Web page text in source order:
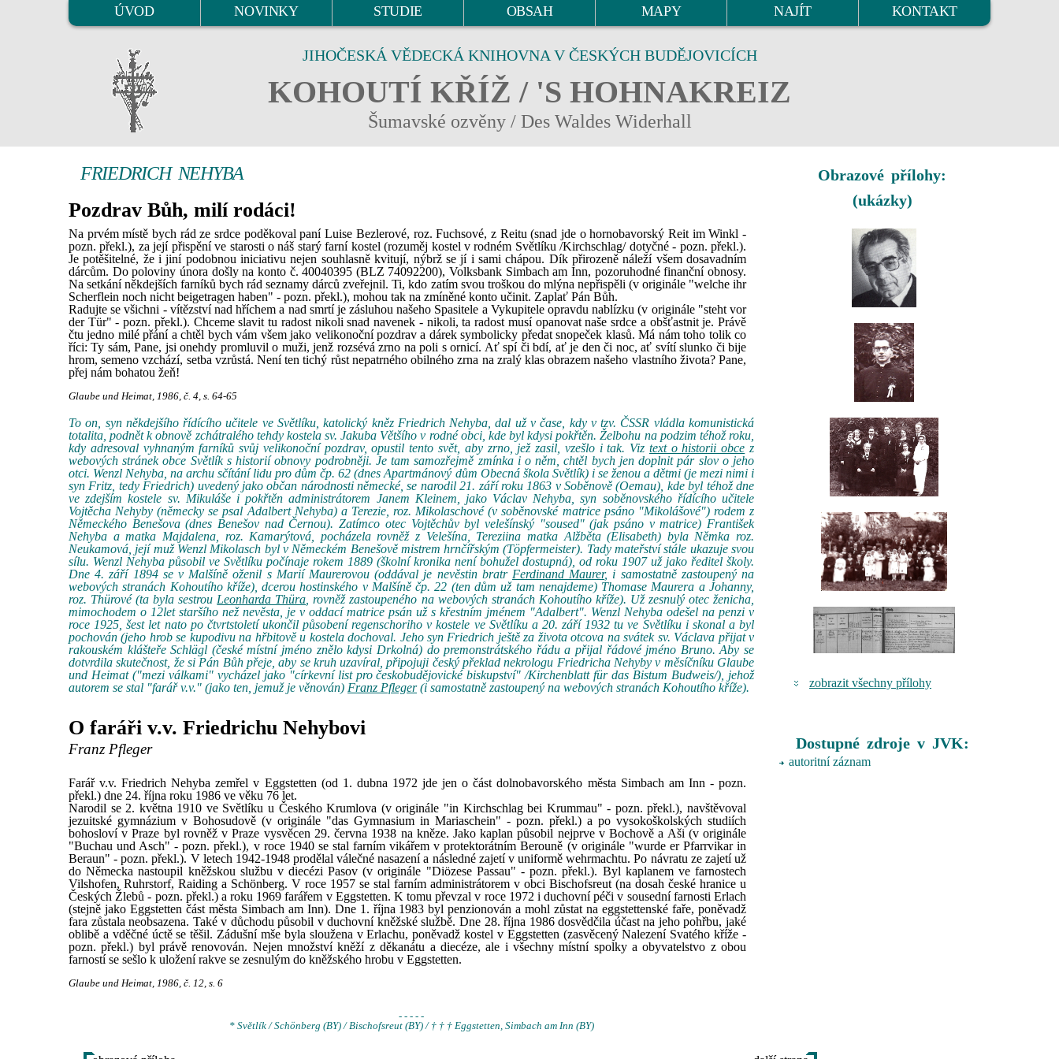
ÚVOD NOVINKY STUDIE OBSAH MAPY NAJÍT KONTAKT
JIHOČESKÁ VĚDECKÁ KNIHOVNA V ČESKÝCH BUDĚJOVICÍCH
KOHOUTÍ KŘÍŽ / 'S HOHNAKREIZ
Šumavské ozvěny / Des Waldes Widerhall
FRIEDRICH NEHYBA
Pozdrav Bůh, milí rodáci!
Na prvém místě bych rád ze srdce poděkoval paní Luise Bezlerové, roz. Fuchsové, z Reitu (snad jde o hornobavorský Reit im Winkl -
pozn. překl.), za její přispění ve starosti o náš starý farní kostel (rozuměj kostel v rodném Světlíku /Kirchschlag/ dotyčné - pozn. překl.).
Je potěšitelné, že i jiní podobnou iniciativu nejen souhlasně kvitují, nýbrž se jí i sami chápou. Dík přirozeně náleží všem dosavadním
dárcům. Do poloviny února došly na konto č. 40040395 (BLZ 74092200), Volksbank Simbach am Inn, pozoruhodné finanční obnosy.
Na setkání někdejších farníků bych rád seznamy dárců zveřejnil. Ti, kdo zatím svou troškou do mlýna nepřispěli (v originále "welche ihr
Scherflein noch nicht beigetragen haben" - pozn. překl.), mohou tak na zmíněné konto učinit. Zaplať Pán Bůh.
Radujte se všichni - vítězství nad hříchem a nad smrtí je zásluhou našeho Spasitele a Vykupitele opravdu nablízku (v originále "steht vor
der Tür" - pozn. překl.). Chceme slavit tu radost nikoli snad navenek - nikoli, ta radost musí opanovat naše srdce a obšťastnit je. Právě
čtu jedno milé přání a chtěl bych vám všem jako velikonoční pozdrav a dárek symbolicky předat snopeček klasů. Má nám toho tolik co
říci: Ty sám, Pane, jsi onehdy promluvil o muži, jenž rozsévá zrno na poli s ornicí. Ať spí či bdí, ať je den či noc, ať svítí slunko či bije
hrom, semeno vzchází, setba vzrůstá. Není ten tichý růst nepatrného obilného zrna na zralý klas obrazem našeho vlastního života? Pane,
přej nám bohatou žeň!
Glaube und Heimat, 1986, č. 4, s. 64-65
To on, syn někdejšího řídícího učitele ve Světlíku, katolický kněz Friedrich Nehyba, dal už v čase, kdy v tzv. ČSSR vládla komunistická
totalita, podnět k obnově zchátralého tehdy kostela sv. Jakuba Většího v rodné obci, kde byl kdysi pokřtěn. Želbohu na podzim téhož roku,
kdy adresoval vyhnaným farníků svůj velikonoční pozdrav, opustil tento svět, aby zrno, jež zasil, vzešlo i tak. Viz text o historii obce z
webových stránek obce Světlík s historií obnovy podrobněji. Je tam samozřejmě zmínka i o něm, chtěl bych jen doplnit pár slov o jeho
otci. Wenzl Nehyba, na archu sčítání lidu pro dům čp. 62 (dnes Apartmánový dům Obecná škola Světlík) i se ženou a dětmi (je mezi nimi i
syn Fritz, tedy Friedrich) uvedený jako občan národnosti německé, se narodil 21. září roku 1863 v Soběnově (Oemau), kde byl téhož dne
ve zdejším kostele sv. Mikuláše i pokřtěn administrátorem Janem Kleinem, jako Václav Nehyba, syn soběnovského řídícího učitele
Vojtěcha Nehyby (německy se psal Adalbert Nehyba) a Terezie, roz. Mikolaschové (v soběnovské matrice psáno "Mikolášové") rodem z
Německého Benešova (dnes Benešov nad Černou). Zatímco otec Vojtěchův byl velešínský "soused" (jak psáno v matrice) František
Nehyba a matka Majdalena, roz. Kamarýtová, pocházela rovněž z Velešína, Tereziina matka Alžběta (Elisabeth) byla Němka roz.
Neukamová, její muž Wenzl Mikolasch byl v Německém Benešově mistrem hrnčířským (Töpfermeister). Tady mateřství stále ukazuje svou
sílu. Wenzl Nehyba působil ve Světlíku počínaje rokem 1889 (školní kronika není bohužel dostupná), od roku 1907 už jako ředitel školy.
Dne 4. září 1894 se v Malšíně oženil s Marií Maurerovou (oddával je nevěstin bratr Ferdinand Maurer, i samostatně zastoupený na
webových stranách Kohoutího kříže), dcerou hostinského v Malšíně čp. 22 (ten dům už tam nenajdeme) Thomase Maurera a Johanny,
roz. Thürové (ta byla sestrou Leonharda Thüra , rovněž zastoupeného na webových stranách Kohoutího kříže). Už zesnulý otec ženicha,
mimochodem o 12let staršího než nevěsta, je v oddací matrice psán už s křestním jménem "Adalbert". Wenzl Nehyba odešel na penzi v
roce 1925, šest let nato po čtvrtstoletí ukončil působení regenschoriho v kostele ve Světlíku a 20. září 1932 tu ve Světlíku i skonal a byl
pochován (jeho hrob se kupodivu na hřbitově u kostela dochoval. Jeho syn Friedrich ještě za života otcova na svátek sv. Václava přijat v
rakouském klášteře Schlägl (české místní jméno znělo kdysi Drkolná) do premonstrátského řádu a přijal řádové jméno Bruno. Aby se
dotvrdila skutečnost, že si Pán Bůh přeje, aby se kruh uzavíral, připojuji český překlad nekrologu Friedricha Nehyby v měsíčníku Glaube
und Heimat ("mezi válkami" vycházel jako "církevní list pro českobudějovické biskupství" /Kirchenblatt für das Bistum Budweis/), jehož
autorem se stal "farář v.v." (jako ten, jemuž je věnován) Franz Pfleger(i samostatně zastoupený na webových stranách Kohoutího kříže).
O faráři v.v. Friedrichu Nehybovi
Franz Pfleger
Farář v.v. Friedrich Nehyba zemřel v Eggstetten (od 1. dubna 1972 jde jen o část dolnobavorského města Simbach am Inn - pozn.
překl.) dne 24. října roku 1986 ve věku 76 let.
Narodil se 2. května 1910 ve Světlíku u Českého Krumlova (v originále "in Kirchschlag bei Krummau" - pozn. překl.), navštěvoval
jezuitské gymnázium v Bohosudově (v originále "das Gymnasium in Mariaschein" - pozn. překl.) a po vysokoškolských studiích
bohosloví v Praze byl rovněž v Praze vysvěcen 29. června 1938 na kněze. Jako kaplan působil nejprve v Bochově a Aši (v originále
"Buchau und Asch" - pozn. překl.), v roce 1940 se stal farním vikářem v protektorátním Berouně (v originále "wurde er Pfarrvikar in
Beraun" - pozn. překl.). V letech 1942-1948 prodělal válečné nasazení a následné zajetí v uniformě wehrmachtu. Po návratu ze zajetí už
do Německa nastoupil kněžskou službu v diecézi Pasov (v originále "Diözese Passau" - pozn. překl.). Byl kaplanem ve farnostech
Vilshofen, Ruhrstorf, Raiding a Schönberg. V roce 1957 se stal farním administrátorem v obci Bischofsreut (na dosah české hranice u
Českých Žlebů - pozn. překl.) a roku 1969 farářem v Eggstetten. K tomu převzal v roce 1972 i duchovní péči v sousední farnosti Erlach
(stejně jako Eggstetten část města Simbach am Inn). Dne 1. října 1983 byl penzionován a mohl zůstat na eggstettenské faře, poněvadž
fara zůstala neobsazena. Také v důchodu působil v duchovní kněžské službě. Dne 28. října 1986 dosvědčila účast na jeho pohřbu, jaké
oblibě a vděčné úctě se těšil. Zádušní mše byla sloužena v Erlachu, poněvadž kostel v Eggstetten (zasvěcený Nalezení Svatého kříže -
pozn. překl.) byl právě renovován. Nejen množství kněží z děkanátu a diecéze, ale i všechny místní spolky a obyvatelstvo z obou
farností se sešlo k uložení rakve se zesnulým do kněžského hrobu v Eggstetten.
Glaube und Heimat, 1986, č. 12, s. 6
- - - - -
* Světlík / Schönberg (BY) / Bischofsreut (BY) / † † † Eggstetten, Simbach am Inn (BY)
Obrazové přílohy:
(ukázky)
zobrazit všechny přílohy
Dostupné zdroje v JVK:
autoritní záznam